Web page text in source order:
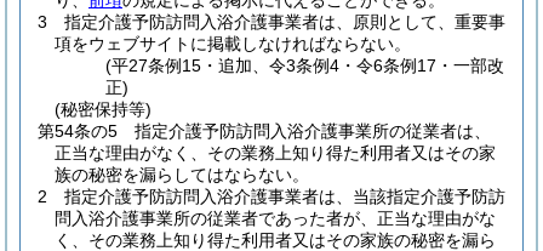
3
指定介護予防訪問入浴介護事業者は、原則として、重要事
項をウェブサイトに掲載しなければならない。
(平27条例15・追加、令3条例4・令6条例17・一部改
正)
(秘密保持等)
第54条の5
指定介護予防訪問入浴介護事業所の従業者は、
正当な理由がなく、その業務上知り得た利用者又はその家
族の秘密を漏らしてはならない。
2
指定介護予防訪問入浴介護事業者は、当該指定介護予防訪
問入浴介護事業所の従業者であった者が、正当な理由がな
く、その業務上知り得た利用者又はその家族の秘密を漏ら